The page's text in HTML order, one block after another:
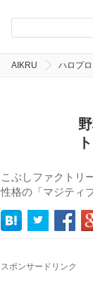
AIKRU ハロプ
こぶしファクトリ
性格の「マジティ
スポンサードリンク